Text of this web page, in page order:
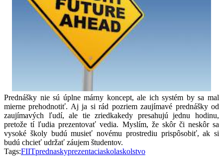
Prednášky nie sú úplne márny koncept, ale ich systém by sa mal
mierne prehodnotiť. Aj ja si rád pozriem zaujímavé prednášky od
zaujímavých ľudí, ale tie zriedkakedy presahujú jednu hodinu,
pretože tí ľudia prezentovať vedia. Myslím, že skôr či neskôr sa
vysoké školy budú musieť novému prostrediu prispôsobiť, ak si
budú chcieť udržať záujem študentov.
Tags:FIITprednaskyprezentaciaskolaskolstvo